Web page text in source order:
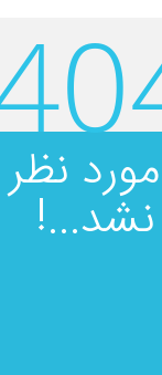
نشد...!